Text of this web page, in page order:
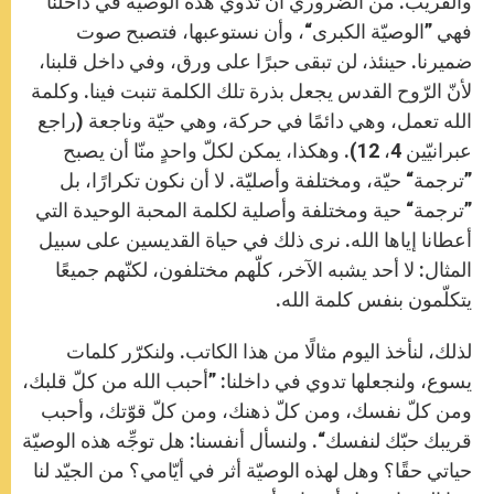
فهي ”الوصيّة الكبرى“، وأن نستوعبها، فتصبح صوت
ضميرنا. حينئذ، لن تبقى حبرًا على ورق، وفي داخل قلبنا،
لأنّ الرّوح القدس يجعل بذرة تلك الكلمة تنبت فينا. وكلمة
الله تعمل، وهي دائمًا في حركة، وهي حيّة وناجعة (راجع
عبرانيّين 4، 12). وهكذا، يمكن لكلّ واحدٍ منّا أن يصبح
”ترجمة“ حيّة، ومختلفة وأصليّة. لا أن نكون تكرارًا، بل
”ترجمة“ حية ومختلفة وأصلية لكلمة المحبة الوحيدة التي
أعطانا إياها الله. نرى ذلك في حياة القديسين على سبيل
المثال: لا أحد يشبه الآخر، كلّهم ​​مختلفون، لكنّهم جميعًا
يتكلّمون بنفس كلمة الله.
لذلك، لنأخذ اليوم مثالًا من هذا الكاتب. ولنكرّر كلمات
يسوع، ولنجعلها تدوي في داخلنا: ”أحبب الله من كلّ قلبك،
ومن كلّ نفسك، ومن كلّ ذهنك، ومن كلّ قوّتك، وأحبب
قريبك حبّك لنفسك“. ولنسأل أنفسنا: هل توجِّه هذه الوصيّة
حياتي حقًا؟ وهل لهذه الوصيّة أثر في أيّامي؟ من الجيّد لنا